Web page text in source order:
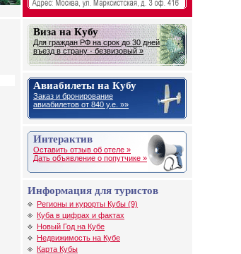
Виза на Кубу
Для граждан РФ на срок до 30 дней
въезд в страну - безвизовый »
Авиабилеты на Кубу
Заказ и бронирование
авиабилетов от 840 у.е. »»
Интерактив
Оставить отзыв об отеле »
Дать объявление о попутчике »
Информация для туристов
Регионы и курорты Кубы (9)
Куба в цифрах и фактах
Новый Год на Кубе
Недвижимость на Кубе
Карта Кубы